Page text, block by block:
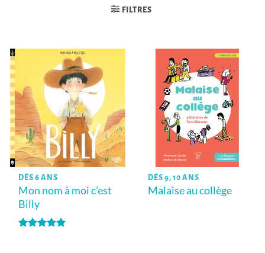
FILTRES
DÈS 6 ANS
Mon nom à moi c’est
Billy
DÈS 9, 10 ANS
Malaise au collège